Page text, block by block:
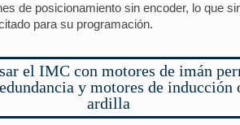
de posicionamiento sin encoder, lo que
para su programación.
el IMC con motores de imán
y motores de inducción
ardilla